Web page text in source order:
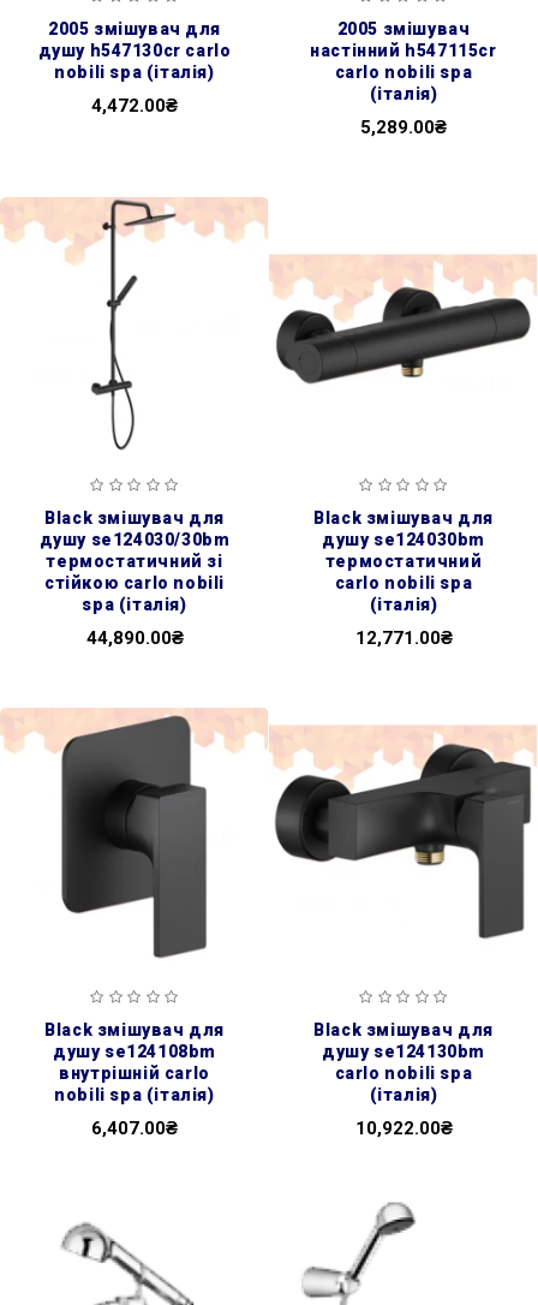
2005 змішувач для
душу h547130cr carlo
nobili spa (італія)
4,472.00₴
2005 змішувач
настінний h547115cr
carlo nobili spa
(італія)
5,289.00₴
black змішувач для
душу se124030/30bm
термостатичний зі
стійкою carlo nobili
spa (італія)
44,890.00₴
black змішувач для
душу se124030bm
термостатичний
carlo nobili spa
(італія)
12,771.00₴
black змішувач для
душу se124108bm
внутрішній carlo
nobili spa (італія)
6,407.00₴
black змішувач для
душу se124130bm
carlo nobili spa
(італія)
10,922.00₴